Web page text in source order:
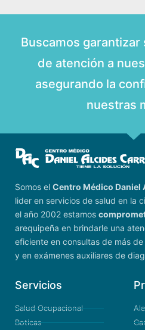
Buscamos garantizar
de atención a
asegurando la
nuestras
Somos el Centro Médico Daniel
lider en servicios de salud en la
el año 2002 estamos
arequipeña en brindarle una
eficiente en consultas de más
y en exámenes auxiliares de
Servicios
Salud Ocupacional
Boticas